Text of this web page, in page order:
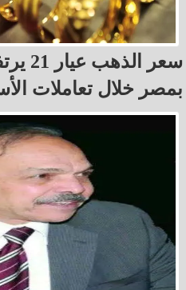
بمصر خلال تعاملات